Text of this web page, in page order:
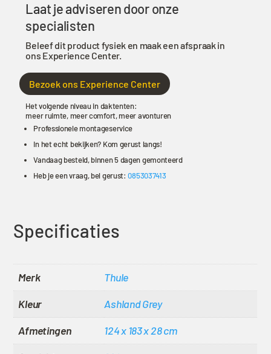
Laat je adviseren door onze
specialisten
Beleef dit product fysiek en maak een afspraak in
ons Experience Center.
Bezoek ons Experience Center
Het volgende niveau in daktenten:
meer ruimte, meer comfort, meer avonturen
Professionele montageservice
In het echt bekijken? Kom gerust langs!
Vandaag besteld, binnen 5 dagen gemonteerd
Heb je een vraag, bel gerust:0853037413
Specificaties
Merk
Thule
Kleur
Ashland Grey
Afmetingen
124 x 183 x 28 cm